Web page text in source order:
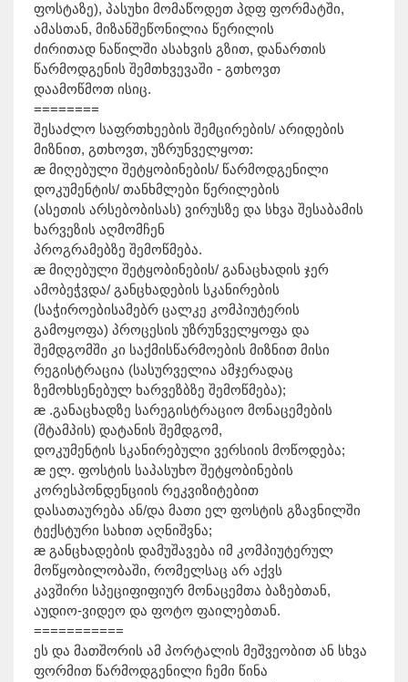
ფოსტაზე), პასუხი მომაწოდეთ პდფ ფორმატში,
ამასთან, მიზანშეწონილია წერილის
ძირითად ნაწილში ასახვის გზით, დანართის
წარმოდგენის შემთხვევაში - გთხოვთ
დაამოწმოთ ისიც.
========
შესაძლო საფრთხეების შემცირების/ არიდების
მიზნით, გთხოვთ, უზრუნველყოთ:
æ მიღებული შეტყობინების/ წარმოდგენილი
დოკუმენტის/ თანხმლები წერილების
(ასეთის არსებობისას) ვირუსზე და სხვა შესაბამის
ხარვეზის აღმომჩენ
პროგრამებზე შემოწმება.
æ მიღებული შეტყობინების/ განაცხადის ჯერ
ამობეჭვდა/ განცხადების სკანირების
(საჭიროებისამებრ ცალკე კომპიუტერის
გამოყოფა) პროცესის უზრუნველყოფა და
შემდგომში კი საქმისწარმოების მიზნით მისი
რეგისტრაცია (სასურველია ამჯერადაც
ზემოხსენებულ ხარვეზბზე შემოწმება);
æ .განაცხადზე სარეგისტრაციო მონაცემების
(შტამპის) დატანის შემდგომ,
დოკუმენტის სკანირებული ვერსიის მოწოდება;
æ ელ. ფოსტის საპასუხო შეტყობინების
კორესპონდენციის რეკვიზიტებით
დასათაურება ან/და მათი ელ ფოსტის გზავნილში
ტექსტური სახით აღნიშვნა;
æ განცხადების დამუშავება იმ კომპიუტერულ
მოწყობილობაში, რომელსაც არ აქვს
კავშირი სპეციფიფიურ მონაცემთა ბაზებთან,
აუდიო-ვიდეო და ფოტო ფაილებთან.
===========
ეს და მათშორის ამ პორტალის მეშვეობით ან სხვა
ფორმით წარმოდგენილი ჩემი წინა